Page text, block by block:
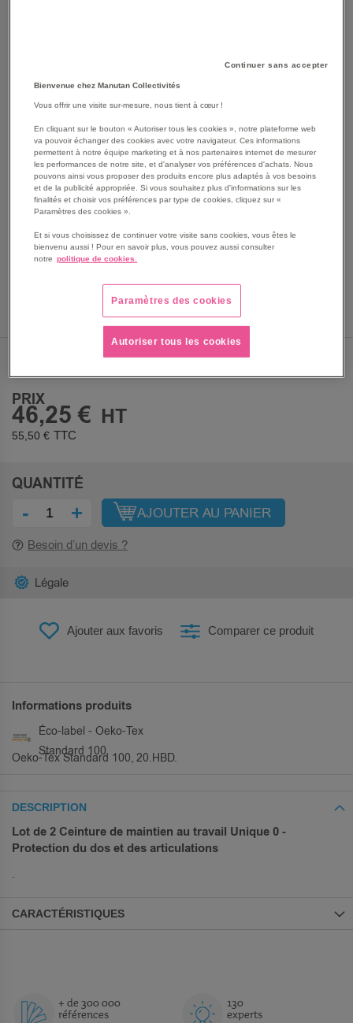
SKIP
BEGINNING
IMAGES
GALLERY
Les avantages
Ceinture de maintien au travail rembourré entièrement
ajustable.
Certifié CE.
Taille réglable pour un ajustement parfait.
Ceinture réglable avec protection anti-chute.
Respectant la norme EN 358.
Voir le descriptif complet
PRIX
46,25 €
55,50 €
QUANTITÉ
- + AJOUTER AU PANIER
Besoin d’un devis ?
Ajouter aux favoris Comparer ce produit
Légale
Informations produits
Oeko-Tex Standard 100, 20.HBD.
Éco-label - Oeko-Tex
Standard 100
DESCRIPTION
Lot de 2 Ceinture de maintien au travail Unique 0 -
Protection du dos et des articulations
.
CARACTÉRISTIQUES
+ de 300 000
références
130
experts
Continuer sans accepter
Bienvenue chez Manutan Collectivités
Vous offrir une visite sur-mesure, nous tient à cœur !
En cliquant sur le bouton « Autoriser tous les cookies », notre plateforme web
va pouvoir échanger des cookies avec votre navigateur. Ces informations
permettent à notre équipe marketing et à nos partenaires internet de mesurer
les performances de notre site, et d'analyser vos préférences d'achats. Nous
pouvons ainsi vous proposer des produits encore plus adaptés à vos besoins
et de la publicité appropriée. Si vous souhaitez plus d'informations sur les
finalités et choisir vos préférences par type de cookies, cliquez sur «
Paramètres des cookies ».
Et si vous choisissez de continuer votre visite sans cookies, vous êtes le
bienvenu aussi ! Pour en savoir plus, vous pouvez aussi consulter
notre politique de cookies.
Paramètres des cookies
Autoriser tous les cookies